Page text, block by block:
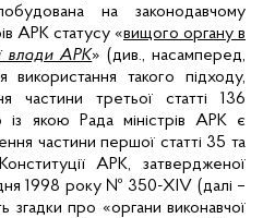
на законодавчому
АРК статусу «вищого органу в
влади АРК» (див., насамперед,
такого підходу,
частини третьої статті 136
із якою Рада міністрів АРК є
частини першої статті 35 та
АРК, затвердженої
1998 року № 350-ХІ V (далі –
згадки про «органи виконавчої